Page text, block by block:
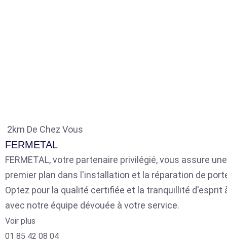
2km De Chez Vous
FERMETAL
FERMETAL, votre partenaire privilégié, vous assure
premier plan dans l'installation et la réparation de
Optez pour la qualité certifiée et la tranquillité d'esprit
avec notre équipe dévouée à votre service.
Voir plus
01 85 42 08 04